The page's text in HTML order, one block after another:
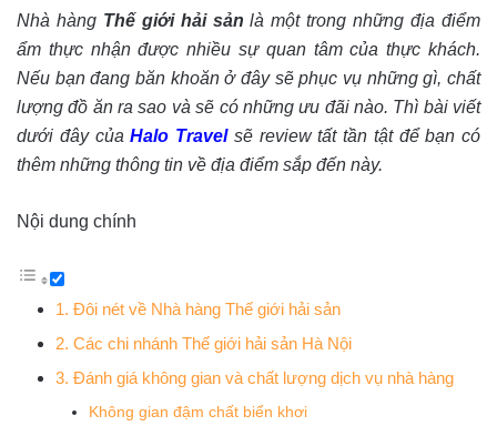
Nhà hàng Thế giới hải sản là một trong những địa điểm
ẩm thực nhận được nhiều sự quan tâm của thực khách.
Nếu bạn đang băn khoăn ở đây sẽ phục vụ những gì, chất
lượng đồ ăn ra sao và sẽ có những ưu đãi nào. Thì bài viết
dưới đây củaHalo Travelsẽ review tất tần tật để bạn có
thêm những thông tin về địa điểm sắp đến này.
Nội dung chính
1. Đôi nét về Nhà hàng Thế giới hải sản
2. Các chi nhánh Thế giới hải sản Hà Nội
3. Đánh giá không gian và chất lượng dịch vụ nhà hàng
Không gian đậm chất biển khơi